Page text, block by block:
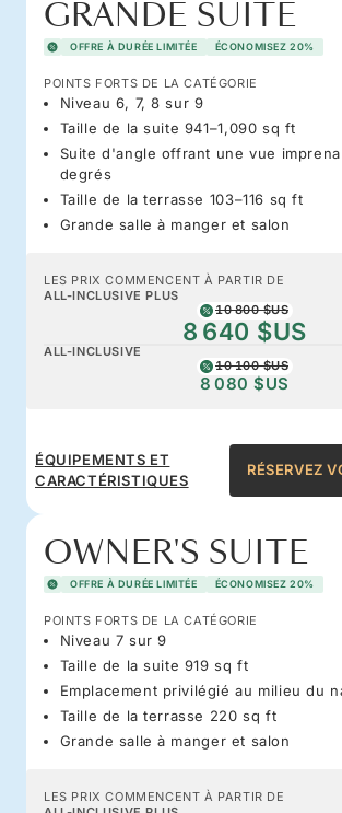
GRANDE SUITE
OFFRE À DURÉE LIMITÉE ÉCONOMISEZ 20%
POINTS FORTS DE LA CATÉGORIE
Niveau 6, 7, 8 sur 9
Taille de la suite 941–1,090 sq ft
Suite d'angle offrant une vue
degrés
Taille de la terrasse 103–116 sq ft
Grande salle à manger et salon
LES PRIX COMMENCENT À PARTIR DE
ALL-INCLUSIVE PLUS
10 800 $US
8 640 $US
ALL-INCLUSIVE
10 100 $US
8 080 $US
ÉQUIPEMENTS ET
CARACTÉRISTIQUES
RÉSERVEZ
OWNER'S SUITE
OFFRE À DURÉE LIMITÉE ÉCONOMISEZ 20%
POINTS FORTS DE LA CATÉGORIE
Niveau 7 sur 9
Taille de la suite 919 sq ft
Emplacement privilégié au milieu du
Taille de la terrasse 220 sq ft
Grande salle à manger et salon
LES PRIX COMMENCENT À PARTIR DE